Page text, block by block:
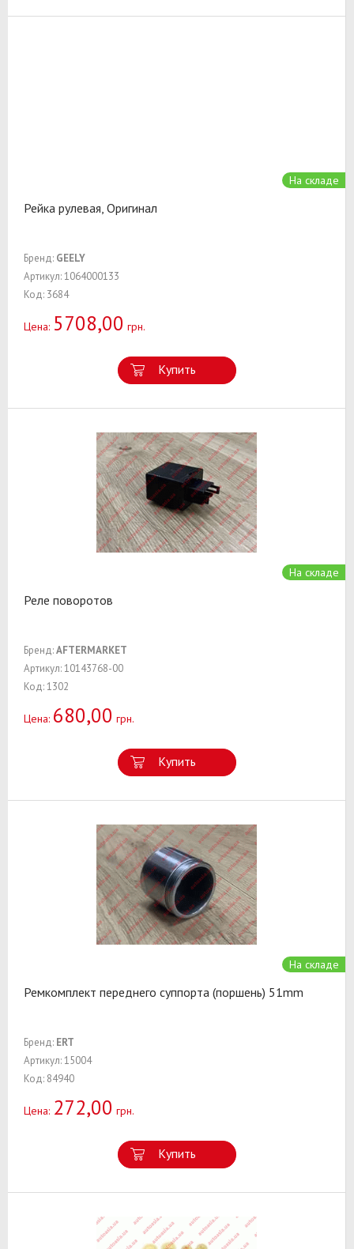
На складе
Рейка рулевая, Оригинал
Бренд: GEELY
Артикул: 1064000133
Код: 3684
Цена: 5708,00 грн.
Купить
На складе
Реле поворотов
Бренд:AFTERMARKET
Артикул: 10143768-00
Код: 1302
Цена: 680,00 грн.
Купить
На складе
Ремкомплект переднего суппорта (поршень) 51mm
Бренд: ERT
Артикул: 15004
Код: 84940
Цена: 272,00 грн.
Купить